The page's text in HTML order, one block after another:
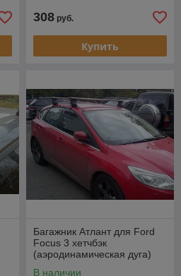
308 руб.
Купить
Багажник Атлант для Ford
Focus 3 хетчбэк
(аэродинамическая дуга)
В наличии